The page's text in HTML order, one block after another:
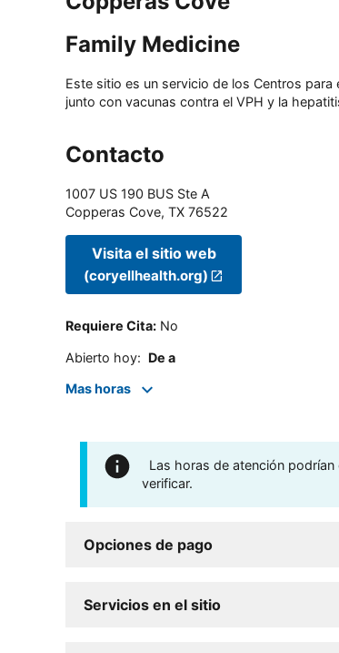
Family Medicine
Este sitio es un servicio de los Centros
junto con vacunas contra el VPH y la
Contacto
1007 US 190 BUS Ste A
Copperas Cove, TX 76522
Visita el sitio web
(coryellhealth.org)
Requiere Cita: No
Abierto hoy: De a
Mas horas
Las horas de atención
verificar.
Opciones de pago
Servicios en el sitio